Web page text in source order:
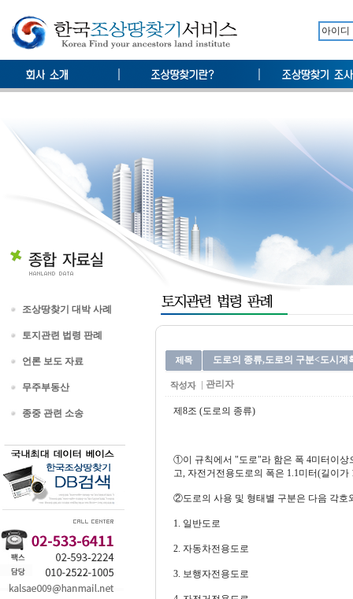
조상땅찾기 대박 사례
토지관련 법령 판례
언론 보도 자료
무주부동산
종중 관련 소송
도로의 종류,도로의 구분<도시계
관리자
제8조 (도로의 종류)
①이 규칙에서 "도로"라 함은 폭 4미터이상
고, 자전거전용도로의 폭은 1.1미터(길이가
②도로의 사용 및 형태별 구분은 다음 각호
1. 일반도로
2. 자동차전용도로
3. 보행자전용도로